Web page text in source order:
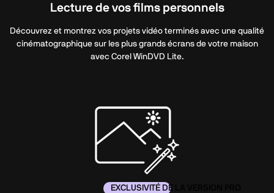
Lecture de vos films personnels
Découvrez et montrez vos projets vidéo terminés avec une qualité
cinématographique sur les plus grands écrans de votre maison
avec Corel WinDVD Lite.
EXCLUSIVITÉ DE LA VERSION PRO